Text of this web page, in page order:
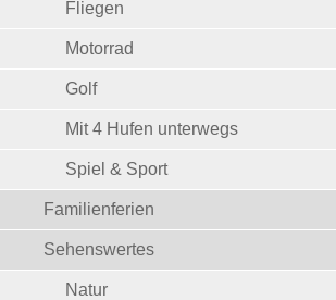
Fliegen
Motorrad
Golf
Mit 4 Hufen unterwegs
Spiel & Sport
Familienferien
Sehenswertes
Natur